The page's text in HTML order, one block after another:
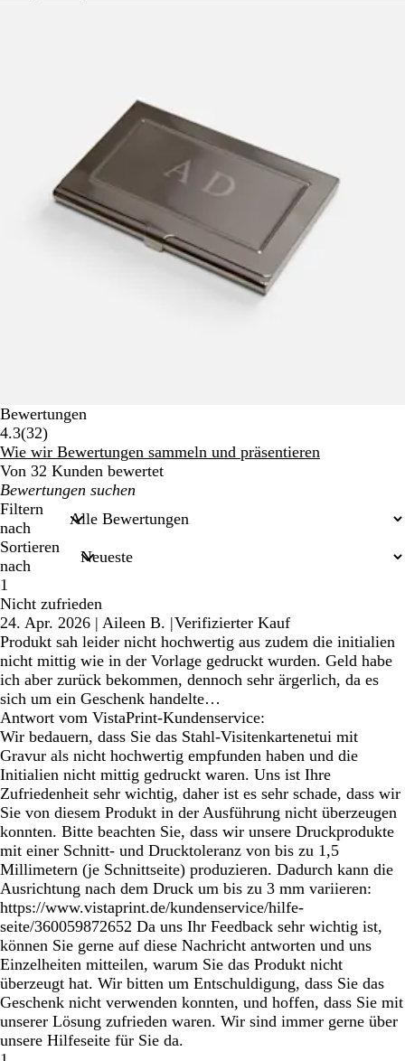
Bewertungen
4.3(3232
Bewertungen
)
Wie wir Bewertungen sammeln und präsentieren
Von 32 Kunden bewertet
Meine
Sucheingaben
Filtern
nach
Sortieren
nach
1
Nicht zufrieden
24. Apr. 2026 | Aileen B. |Verifizierter Kauf
Produkt sah leider nicht hochwertig aus zudem die initialien
nicht mittig wie in der Vorlage gedruckt wurden. Geld habe
ich aber zurück bekommen, dennoch sehr ärgerlich, da es
sich um ein Geschenk handelte…
Antwort vom VistaPrint-Kundenservice:
Wir bedauern, dass Sie das Stahl-Visitenkartenetui mit
Gravur als nicht hochwertig empfunden haben und die
Initialien nicht mittig gedruckt waren. Uns ist Ihre
Zufriedenheit sehr wichtig, daher ist es sehr schade, dass wir
Sie von diesem Produkt in der Ausführung nicht überzeugen
konnten. Bitte beachten Sie, dass wir unsere Druckprodukte
mit einer Schnitt- und Drucktoleranz von bis zu 1,5
Millimetern (je Schnittseite) produzieren. Dadurch kann die
Ausrichtung nach dem Druck um bis zu 3 mm variieren:
https://www.vistaprint.de/kundenservice/hilfe-
seite/360059872652 Da uns Ihr Feedback sehr wichtig ist,
können Sie gerne auf diese Nachricht antworten und uns
Einzelheiten mitteilen, warum Sie das Produkt nicht
überzeugt hat. Wir bitten um Entschuldigung, dass Sie das
Geschenk nicht verwenden konnten, und hoffen, dass Sie mit
unserer Lösung zufrieden waren. Wir sind immer gerne über
unsere Hilfeseite für Sie da.